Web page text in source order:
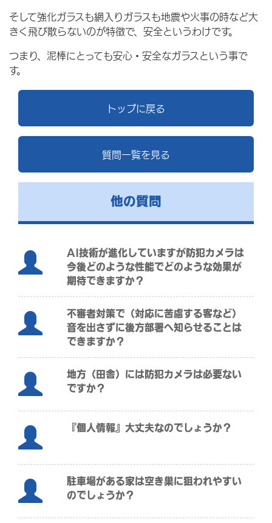
そして強化ガラスも網入りガラスも地震や火事の時など大
きく飛び散らないのが特徴で、安全というわけです。
つまり、泥棒にとっても安心・安全なガラスという事で
す。
トップに戻る
質問一覧を見る
他の質問
AI技術が進化していますが防犯カメラは
今後どのような性能でどのような効果が
期待できますか？
不審者対策で（対応に苦慮する客など）
音を出さずに後方部署へ知らせることは
できますか？
地方（田舎）には防犯カメラは必要ない
ですか？
『個人情報』大丈夫なのでしょうか？
駐車場がある家は空き巣に狙われやすい
のでしょうか？